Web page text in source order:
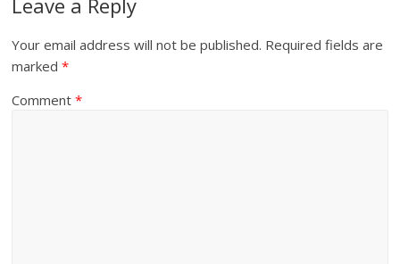
Your email address will not be published. Required fields are
marked*
Comment*